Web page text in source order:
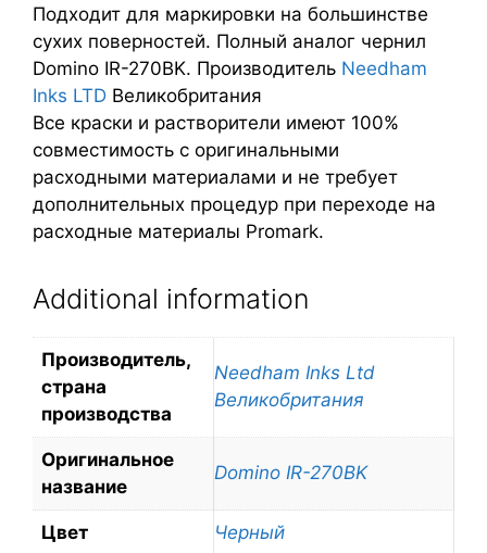
Подходит для маркировки на большинстве
сухих поверностей. Полный аналог чернил
Domino IR-270BK. Производитель Needham
Inks LTD Великобритания
Все краски и растворители имеют 100%
совместимость с оригинальными
расходными материалами и не требует
дополнительных процедур при переходе на
расходные материалы Promark.
Additional information
Производитель,
страна
производства
Needham Inks Ltd
Великобритания
Оригинальное
название
Domino IR-270BK
Цвет Черный